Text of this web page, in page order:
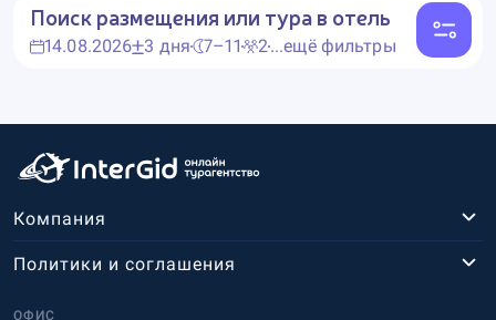
Поиск размещения или тура в отель
14.08.2026 3 дня 7–11 2...ещё фильтры
Компания
ОФИС
Политики и соглашения